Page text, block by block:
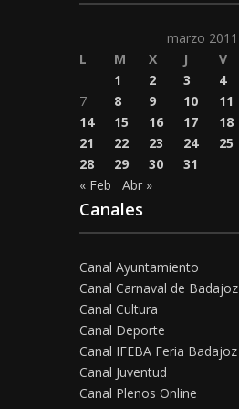
marzo 2011
L
M X J V
1
2 3 4
7
8 9 10 11
14
15 16 17 18
21
22 23 24 25
28
29 30
31
« Feb
Abr »
Canales
Canal Ayuntamiento
Canal Carnaval de Badajoz
Canal Cultura
Canal Deporte
Canal IFEBA Feria Badajoz
Canal Juventud
Canal Plenos Online